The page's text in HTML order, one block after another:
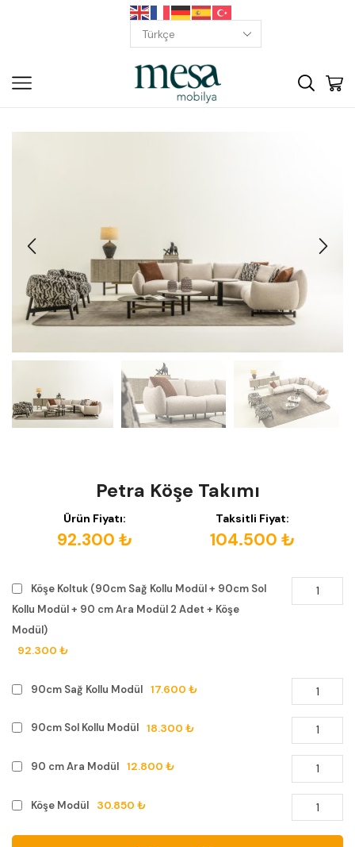
Petra Köşe Takımı
Ürün Fiyatı:
92.300 ₺
Taksitli Fiyat:
104.500 ₺
Köşe Koltuk (90cm Sağ Kollu Modül + 90cm Sol
Kollu Modül + 90 cm Ara Modül 2 Adet + Köşe
Modül)
92.300 ₺
90cm Sağ Kollu Modül 17.600 ₺
90cm Sol Kollu Modül 18.300 ₺
90 cm Ara Modül 12.800 ₺
Köşe Modül 30.850 ₺